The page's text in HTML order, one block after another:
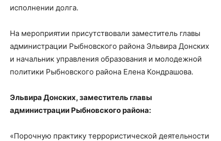
исполнении долга.
На мероприятии присутствовали заместитель главы
администрации Рыбновского района Эльвира Донских
и начальник управления образования и молодежной
политики Рыбновского района Елена Кондрашова.
Эльвира Донских, заместитель главы
администрации Рыбновского района:
«Порочную практику террористической деятельности